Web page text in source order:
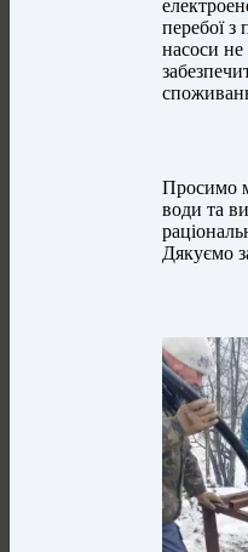
перебої з
насоси
Просимо
води та
Дякуємо